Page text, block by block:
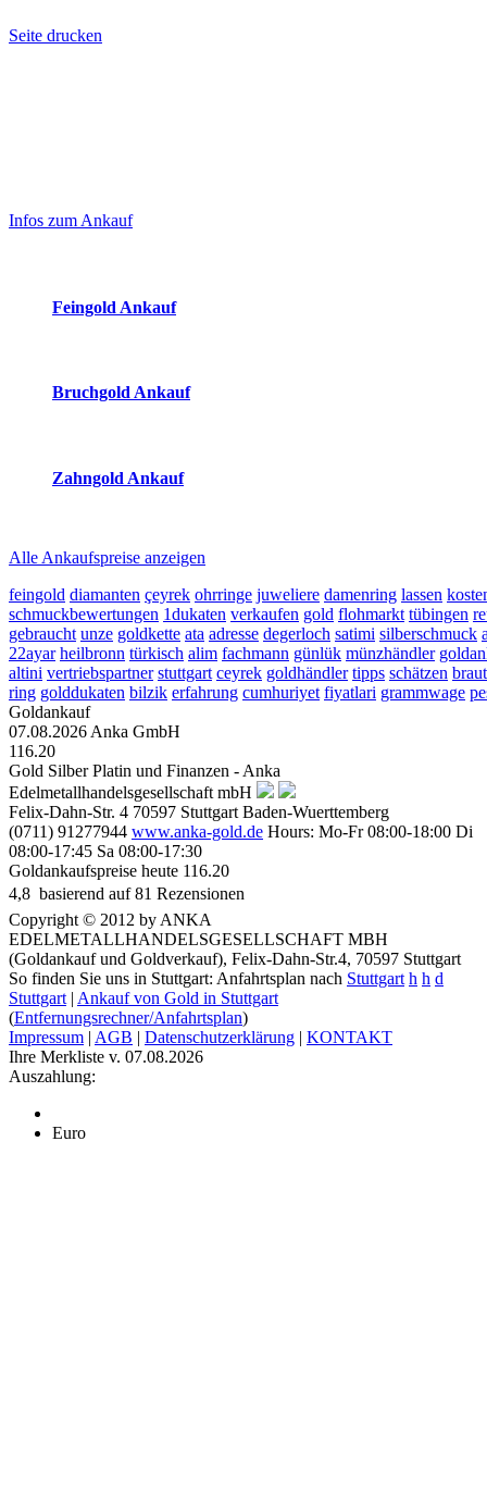
Seite drucken
Sidebar
Infos zum Ankauf
Feingold Ankauf
Bruchgold Ankauf
Zahngold Ankauf
Alle Ankaufspreise anzeigen
feingold diamanten çeyrek ohrringe juweliere damenring lassen
schmuckbewertungen 1dukaten verkaufen gold flohmarkt tübingen
gebraucht unze goldkette ata adresse degerloch satimi silberschmuck
22ayar heilbronn türkisch alim fachmann günlük münzhändler
altini vertriebspartner stuttgart ceyrek goldhändler tipps schätzen braut
ring golddukaten bilzik erfahrung cumhuriyet fiyatlari grammwage
Goldankauf
07.08.2026 Anka GmbH
116.20
Gold Silber Platin und Finanzen - Anka
Edelmetallhandelsgesellschaft mbH
Felix-Dahn-Str. 4 70597 Stuttgart Baden-Wuerttemberg
(0711) 91277944 www.anka-gold.de Hours: Mo-Fr 08:00-18:00 Di
08:00-17:45 Sa 08:00-17:30
Goldankaufspreise heute 116.20
4,8  basierend auf81 Rezensionen
Copyright © 2012 by ANKA
EDELMETALLHANDELSGESELLSCHAFT MBH
(Goldankauf und Goldverkauf), Felix-Dahn-Str.4, 70597 Stuttgart
So finden Sie uns in Stuttgart: Anfahrtsplan nach Stuttgart h h d
Stuttgart | Ankauf von Gold in Stuttgart
(Entfernungsrechner/Anfahrtsplan)
Impressum | AGB | Datenschutzerklärung | KONTAKT
Ihre Merkliste v. 07.08.2026
Auszahlung:
Euro